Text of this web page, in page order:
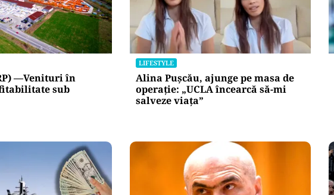
—Venituri în
sub
LIFESTYLE
Alina Pușcău, ajunge pe masa de
operație: „UCLA încearcă să-mi
salveze viața”